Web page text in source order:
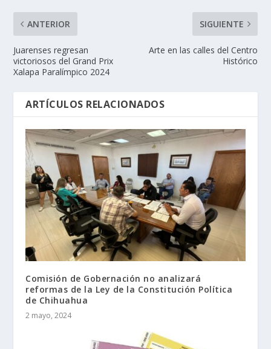
ANTERIOR
Juarenses regresan
victoriosos del Grand Prix
Xalapa Paralímpico 2024
SIGUIENTE
Arte en las calles del Centro
Histórico
ARTÍCULOS RELACIONADOS
Comisión de Gobernación no analizará
reformas de la Ley de la Constitución Política
de Chihuahua
2 mayo, 2024